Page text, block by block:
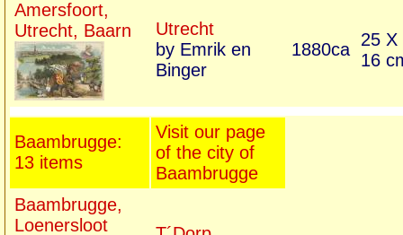
Amersfoort,
Utrecht, Baarn
Utrecht
by Emrik en
Binger
1880ca 25 X
16
Baambrugge:
13 items
Visit our page
of the city of
Baambrugge
Baambrugge,
Loenersloot